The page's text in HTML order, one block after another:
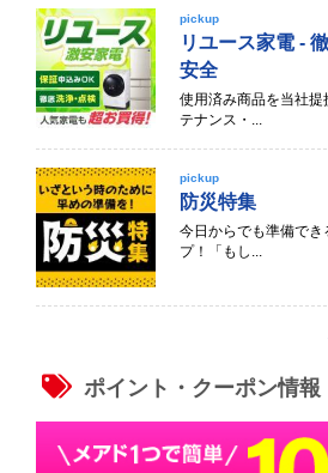
pickup
リユース家電 -
安全
使用済み商品を当社
テナンス・...
pickup
防災特集
今日からでも準備でき
プ！「もし...
ポイント・クーポン情報